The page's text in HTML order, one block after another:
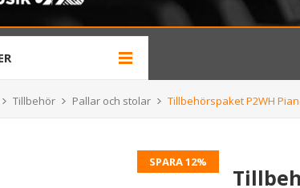
Tillbehör Pallar och stolar Tillbehörspaket P2WH
SPARA 12%